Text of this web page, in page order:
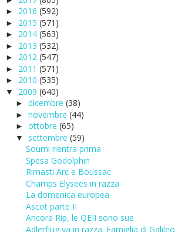
► 2016 (592)
► 2015 (571)
► 2014 (563)
► 2013 (532)
► 2012 (547)
► 2011 (571)
► 2010 (535)
▼ 2009 (640)
► dicembre (38)
► novembre (44)
► ottobre (65)
▼ settembre (59)
Soumi rientra prima
Spesa Godolphin
Rimasti Arc e Boussac
Champs Elysees in razza
La domenica europea
Ascot parte II
Ancora Rip, le QEII sono sue
Adlerflug va in razza. Famiglia di Galileo